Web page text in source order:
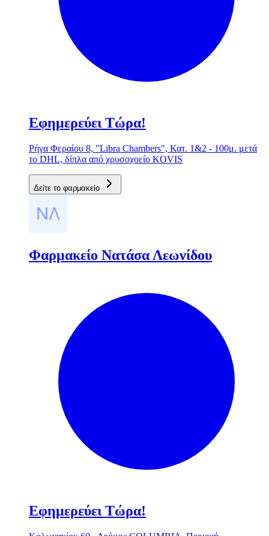
Εφημερεύει Τώρα!
Ρήγα Φεραίου 8, "Libra Chambers", Κατ. 1&2 - 100μ. μετά
το DHL, δίπλα από χρυσοχοείο KOVIS
Δείτε το φαρμακείο
Φαρμακείο Νατάσα Λεωνίδου
Εφημερεύει Τώρα!